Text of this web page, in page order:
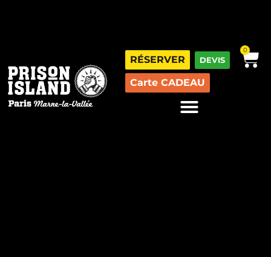
RÉSERVER DEVIS
0
Carte CADEAU